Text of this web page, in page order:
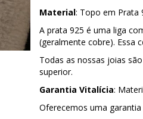
Material: Topo em Prata
A prata 925 é uma liga
(geralmente cobre). Essa
Todas as nossas joias
superior.
Garantia Vitalícia:
Oferecemos uma